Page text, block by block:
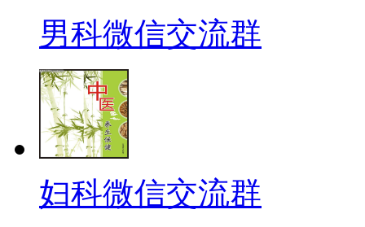
男科微信交流群
妇科微信交流群